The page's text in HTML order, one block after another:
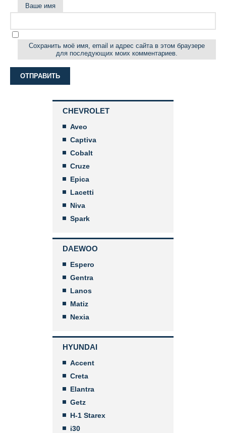
Ваше имя
Сохранить моё имя, email и адрес сайта в этом браузере
для последующих моих комментариев.
CHEVROLET
Aveo
Captiva
Cobalt
Cruze
Epica
Lacetti
Niva
Spark
DAEWOO
Espero
Gentra
Lanos
Matiz
Nexia
HYUNDAI
Accent
Creta
Elantra
Getz
H-1 Starex
i30